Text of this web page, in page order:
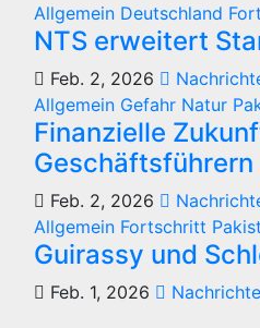
Allgemein Deutschland
NTS erweitert
Feb. 2, 2026
Allgemein Gefahr Natur
Finanzielle
Geschäftsführern
Feb. 2, 2026
Allgemein Fortschritt
Guirassy und
Feb. 1, 2026